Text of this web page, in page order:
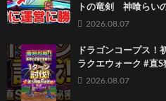
トの竜剣 神喰らい
2026.08.07
ドラゴンコープス！
ラクエウォーク #直
2026.08.07